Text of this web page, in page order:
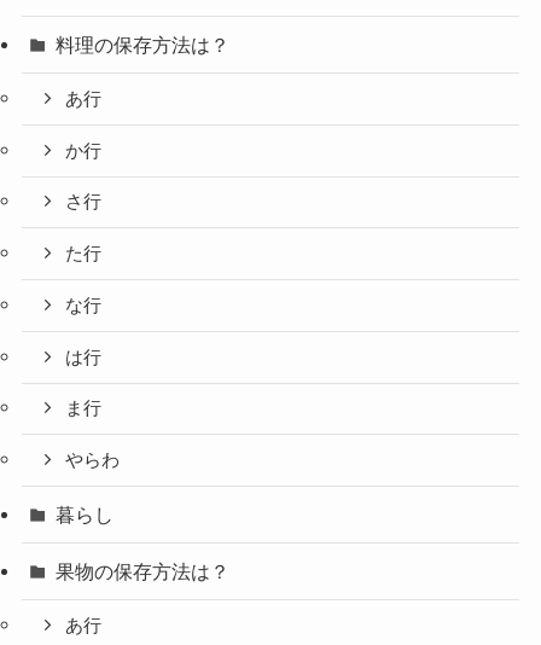
料理の保存方法は？
あ行
か行
さ行
た行
な行
は行
ま行
やらわ
暮らし
果物の保存方法は？
あ行